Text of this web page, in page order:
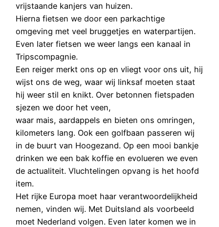
vrijstaande kanjers van huizen.
Hierna fietsen we door een parkachtige
omgeving met veel bruggetjes en waterpartijen.
Even later fietsen we weer langs een kanaal in
Tripscompagnie.
Een reiger merkt ons op en vliegt voor ons uit, hij
wijst ons de weg, waar wij linksaf moeten staat
hij weer stil en knikt. Over betonnen fietspaden
sjezen we door het veen,
waar mais, aardappels en bieten ons omringen,
kilometers lang. Ook een golfbaan passeren wij
in de buurt van Hoogezand. Op een mooi bankje
drinken we een bak koffie en evolueren we even
de actualiteit. Vluchtelingen opvang is het hoofd
item.
Het rijke Europa moet haar verantwoordelijkheid
nemen, vinden wij. Met Duitsland als voorbeeld
moet Nederland volgen. Even later komen we in